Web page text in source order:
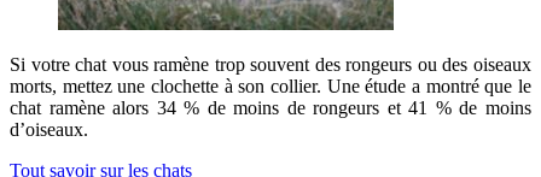
Si votre chat vous ramène trop souvent des rongeurs ou des oiseaux
morts, mettez une clochette à son collier. Une étude a montré que le
chat ramène alors 34 % de moins de rongeurs et 41 % de moins
d’oiseaux.
Tout savoir sur les chats